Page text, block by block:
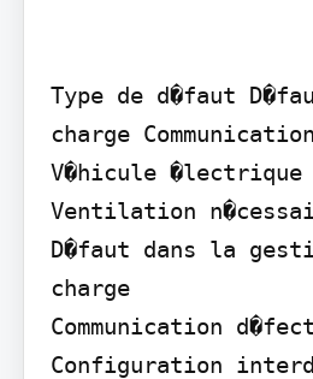
Type de d�faut
charge
V�hicule �lectrique
Ventilation
D�faut dans la
charge
Communication
Configuration